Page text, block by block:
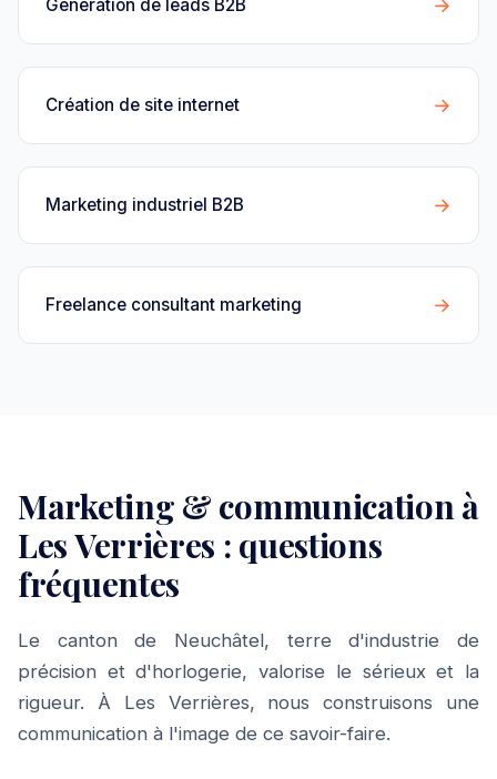
Génération de leads B2B →
Création de site internet →
Marketing industriel B2B →
Freelance consultant marketing →
Marketing & communication à
Les Verrières : questions
fréquentes
Le canton de Neuchâtel, terre d'industrie de
précision et d'horlogerie, valorise le sérieux et la
rigueur. À Les Verrières, nous construisons une
communication à l'image de ce savoir-faire.